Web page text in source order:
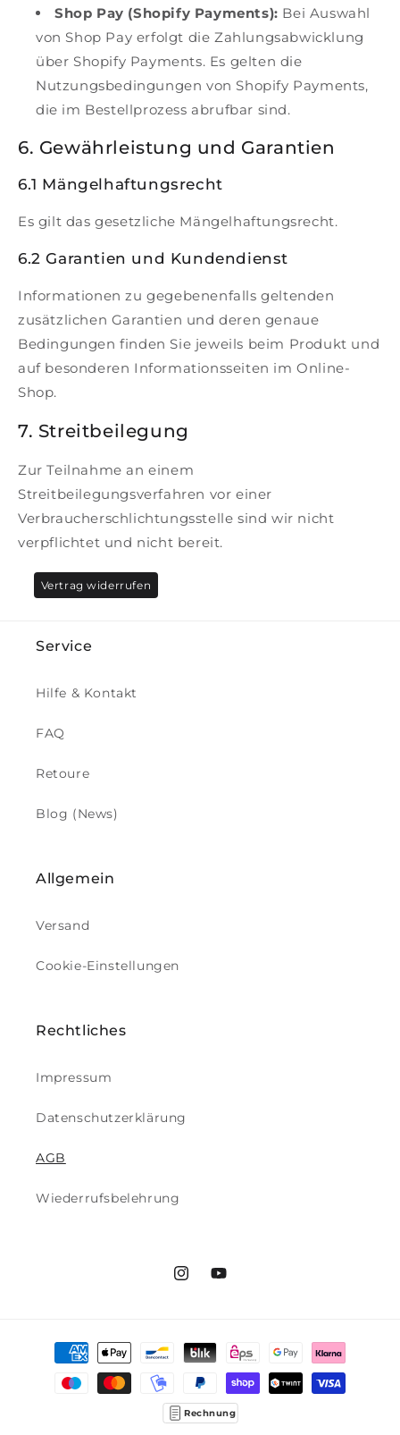
Shop Pay (Shopify Payments): Bei Auswahl
von Shop Pay erfolgt die Zahlungsabwicklung
über Shopify Payments. Es gelten die
Nutzungsbedingungen von Shopify Payments,
die im Bestellprozess abrufbar sind.
6. Gewährleistung und Garantien
6.1 Mängelhaftungsrecht
Es gilt das gesetzliche Mängelhaftungsrecht.
6.2 Garantien und Kundendienst
Informationen zu gegebenenfalls geltenden
zusätzlichen Garantien und deren genaue
Bedingungen finden Sie jeweils beim Produkt und
auf besonderen Informationsseiten im Online-
Shop.
7. Streitbeilegung
Zur Teilnahme an einem
Streitbeilegungsverfahren vor einer
Verbraucherschlichtungsstelle sind wir nicht
verpflichtet und nicht bereit.
Vertrag widerrufen
Service
Hilfe & Kontakt
FAQ
Retoure
Blog (News)
Allgemein
Versand
Cookie-Einstellungen
Rechtliches
Impressum
Datenschutzerklärung
AGB
Wiederrufsbelehrung
InstagramYouTube
Zahlungsmethoden
Rechnung